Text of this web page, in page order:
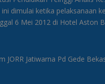
dimulai ketika pelaksanaan
6 Mei 2012 di Hotel Aston
JORR Jatiwarna Pd Gede